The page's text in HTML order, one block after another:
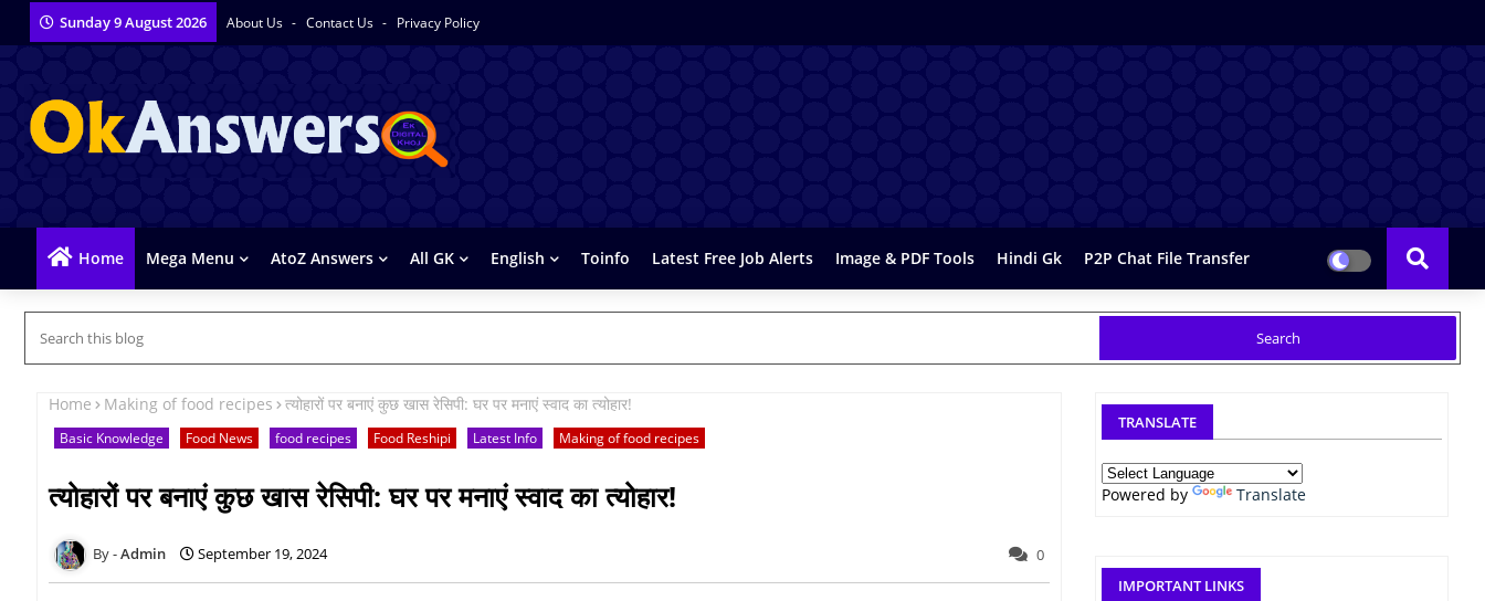
Sunday 9 August 2026 About Us Contact Us Privacy Policy
Home Mega Menu AtoZ Answers All GK English Toinfo Latest Free Job Alerts Image & PDF Tools Hindi Gk P2P Chat File Transfer
Home Making of food recipes त्योहारों पर बनाएं कुछ खास रेसिपी: घर पर मनाएं स्वाद का त्योहार!
Basic Knowledge Food News food recipes Food Reshipi Latest Info Making of food recipes
त्योहारों पर बनाएं कुछ खास रेसिपी: घर पर मनाएं स्वाद का त्योहार!
Admin September 19, 2024 0
TRANSLATE
Powered by Translate
IMPORTANT LINKS